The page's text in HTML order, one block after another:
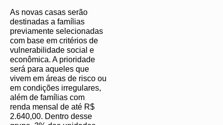
As novas casas serão
destinadas a famílias
previamente selecionadas
com base em critérios de
vulnerabilidade social e
econômica. A prioridade
será para aqueles que
vivem em áreas de risco ou
em condições irregulares,
além de famílias com
renda mensal de até R$
2.640,00. Dentro desse